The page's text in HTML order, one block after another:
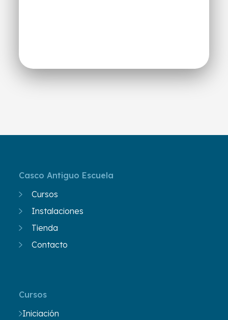
Casco Antiguo Escuela
Cursos
Instalaciones
Tienda
Contacto
Cursos
Iniciación